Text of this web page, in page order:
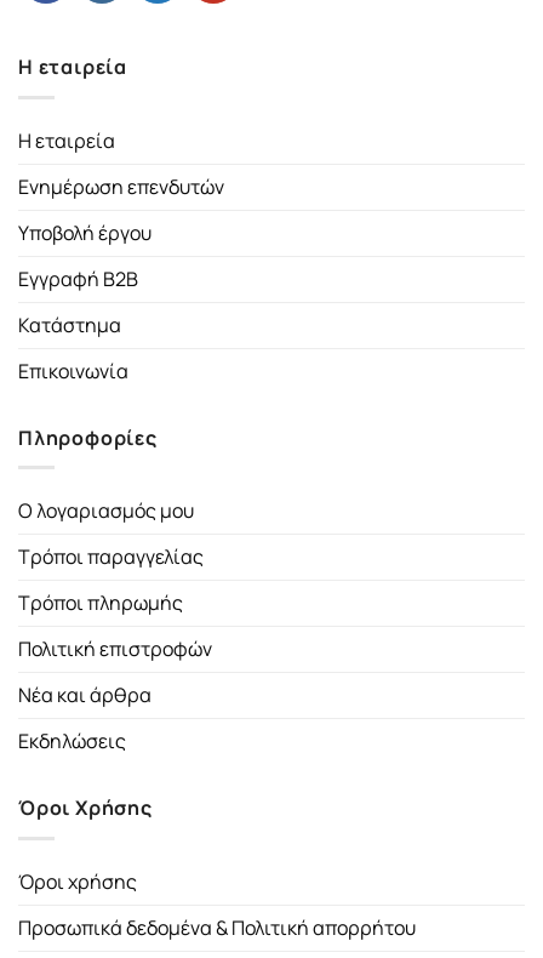
Η εταιρεία
Η εταιρεία
Ενημέρωση επενδυτών
Υποβολή έργου
Εγγραφή B2B
Κατάστημα
Επικοινωνία
Πληροφορίες
Ο λογαριασμός μου
Τρόποι παραγγελίας
Τρόποι πληρωμής
Πολιτική επιστροφών
Νέα και άρθρα
Εκδηλώσεις
Όροι Χρήσης
Όροι χρήσης
Προσωπικά δεδομένα & Πολιτική απορρήτου